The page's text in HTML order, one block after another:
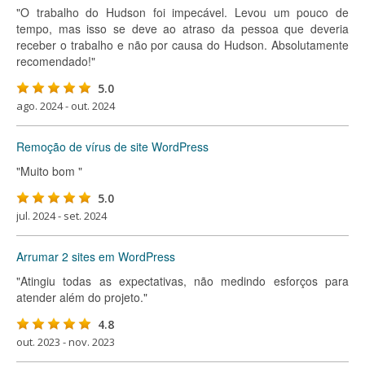
"O trabalho do Hudson foi impecável. Levou um pouco de
tempo, mas isso se deve ao atraso da pessoa que deveria
receber o trabalho e não por causa do Hudson. Absolutamente
recomendado!"
5.0
ago. 2024 - out. 2024
Remoção de vírus de site WordPress
"Muito bom "
5.0
jul. 2024 - set. 2024
Arrumar 2 sites em WordPress
"Atingiu todas as expectativas, não medindo esforços para
atender além do projeto."
4.8
out. 2023 - nov. 2023